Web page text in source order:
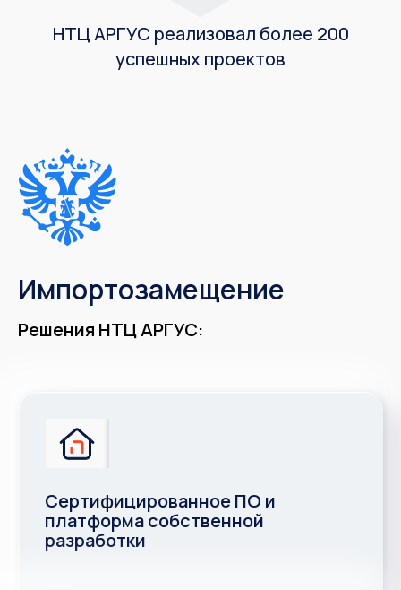
НТЦ АРГУС реализовал более 200
успешных проектов
Импортозамещение
Решения НТЦ АРГУС:
Сертифицированное ПО и
платформа собственной
разработки